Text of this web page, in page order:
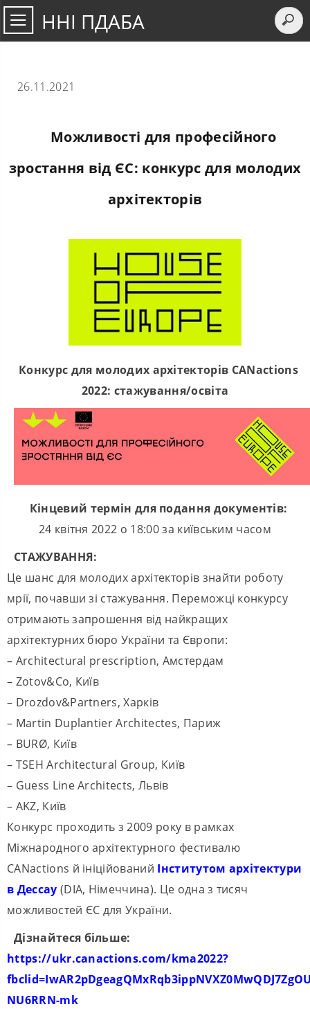
ННІ ПДАБА
26.11.2021
Можливості для професійного
зростання від ЄС: конкурс для молодих
архітекторів
Конкурс для молодих архітекторів CANactions
2022: стажування/освіта
Кінцевий термін для подання документів:
24 квітня 2022 о 18:00 за київським часом
СТАЖУВАННЯ:
Це шанс для молодих архітекторів знайти роботу
мрії, почавши зі стажування. Переможці конкурсу
отримають запрошення від найкращих
архітектурних бюро України та Європи:
– Architectural prescription, Амстердам
– Zotov&Co, Київ
– Drozdov&Partners, Харків
– Martin Duplantier Architectes, Париж
– BURØ, Київ
– TSEH Architectural Group, Київ
– Guess Line Architects, Львів
– AKZ, Київ
Конкурс проходить з 2009 року в рамках
Міжнародного архітектурного фестивалю
CANactions й ініційований Інститутом архітектури
в Дессау (DIA, Німеччина). Це одна з тисяч
можливостей ЄС для України.
Дізнайтеся більше:
https://ukr.canactions.com/kma2022?
NU6RRN-mk